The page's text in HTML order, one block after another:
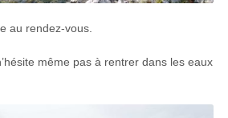
au rendez-vous.
même pas à rentrer dans les eaux